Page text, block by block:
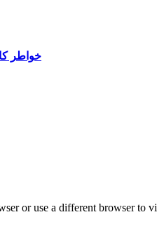
خواطر
or use a different browser to